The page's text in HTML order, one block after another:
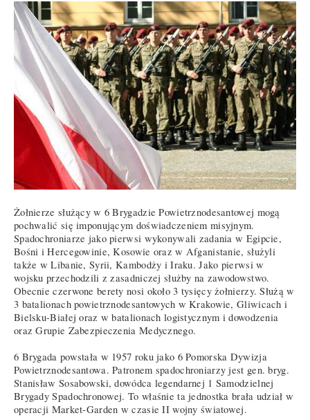
Żołnierze służący w 6 Brygadzie Powietrznodesantowej mogą
pochwalić się imponującym doświadczeniem misyjnym.
Spadochroniarze jako pierwsi wykonywali zadania w Egipcie,
Bośni i Hercegowinie, Kosowie oraz w Afganistanie, służyli
także w Libanie, Syrii, Kambodży i Iraku. Jako pierwsi w
wojsku przechodzili z zasadniczej służby na zawodowstwo.
Obecnie czerwone berety nosi około 3 tysięcy żołnierzy. Służą w
3 batalionach powietrznodesantowych w Krakowie, Gliwicach i
Bielsku-Białej oraz w batalionach logistycznym i dowodzenia
oraz Grupie Zabezpieczenia Medycznego.
6 Brygada powstała w 1957 roku jako 6 Pomorska Dywizja
Powietrznodesantowa. Patronem spadochroniarzy jest gen. bryg.
Stanisław Sosabowski, dowódca legendarnej 1 Samodzielnej
Brygady Spadochronowej. To właśnie ta jednostka brała udział w
operacji Market-Garden w czasie II wojny światowej.